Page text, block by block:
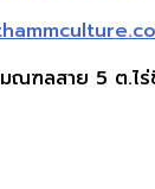
ฑลสาย 5 ต.ไร่